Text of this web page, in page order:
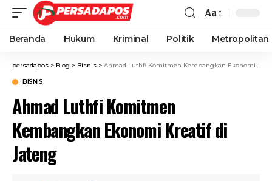
Aa
Beranda Hukum Kriminal Politik Metropolitan
persadapos > Blog > Bisnis > Ahmad Luthfi Komitmen Kembangkan Ekonomi Kreatif di Jateng
BISNIS
Ahmad Luthfi Komitmen
Kembangkan Ekonomi Kreatif di
Jateng